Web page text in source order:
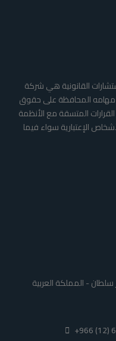
القانونية هي شركة
المحافظة على حقوق
المتسقة مع الأنظمة
الإعتبارية سواء فيما
سلطان - المملكة العربية
+966 (12)